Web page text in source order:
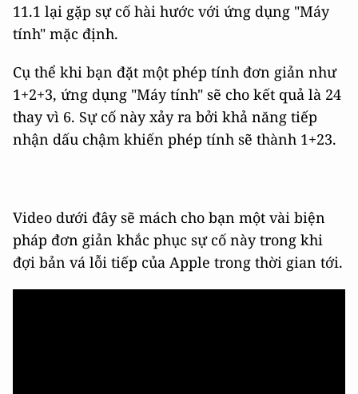
11.1 lại gặp sự cố hài hước với ứng dụng "Máy
tính" mặc định.
Cụ thể khi bạn đặt một phép tính đơn giản như
1+2+3, ứng dụng "Máy tính" sẽ cho kết quả là 24
thay vì 6. Sự cố này xảy ra bởi khả năng tiếp
nhận dấu chậm khiến phép tính sẽ thành 1+23.
Video dưới đây sẽ mách cho bạn một vài biện
pháp đơn giản khắc phục sự cố này trong khi
đợi bản vá lỗi tiếp của Apple trong thời gian tới.